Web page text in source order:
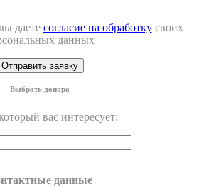
даете согласие на обработкусвоих
данных
Выбрать донора
вас интересует:
данные